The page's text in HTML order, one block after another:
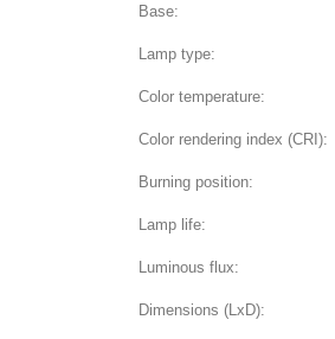
Base:
Lamp type:
Color temperature:
Color rendering index (CRI):
Burning position:
Lamp life:
Luminous flux:
Dimensions (LxD):